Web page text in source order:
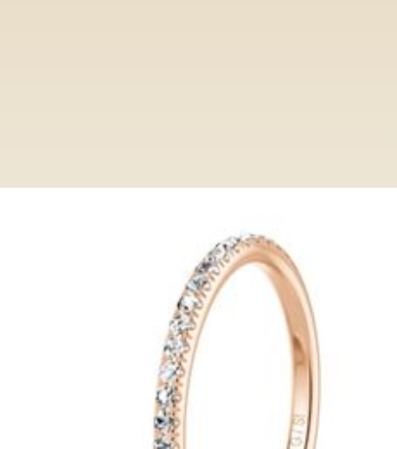
Memoirring MR037_00/SC RG
Entdecken Sie bei Paderjuwelier eine
exclusive Auswahl an Verlobungsringen.
Von klassisch bis modern, unsere Ringe
verkörpern zeitlose Eleganz und höchste